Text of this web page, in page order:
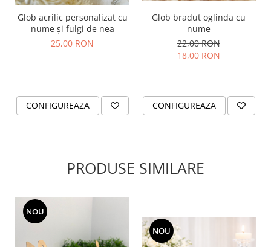
Glob acrilic personalizat cu
nume și fulgi de nea
25,00 RON
CONFIGUREAZA
Glob bradut oglinda cu
nume
22,00 RON
18,00 RON
CONFIGUREAZA
PRODUSE SIMILARE
NOU
NOU